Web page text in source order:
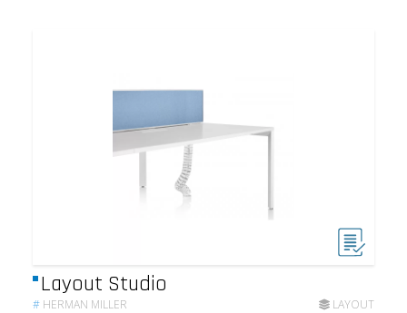
Layout Studio
# HERMAN MILLER LAYOUT